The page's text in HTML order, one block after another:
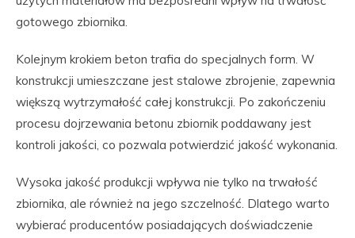
gotowego zbiornika.
Kolejnym krokiem beton trafia do specjalnych form. W
konstrukcji umieszczane jest stalowe zbrojenie, zapewnia
większą wytrzymałość całej konstrukcji. Po zakończeniu
procesu dojrzewania betonu zbiornik poddawany jest
kontroli jakości, co pozwala potwierdzić jakość wykonania.
Wysoka jakość produkcji wpływa nie tylko na trwałość
zbiornika, ale również na jego szczelność. Dlatego warto
wybierać producentów posiadających doświadczenie